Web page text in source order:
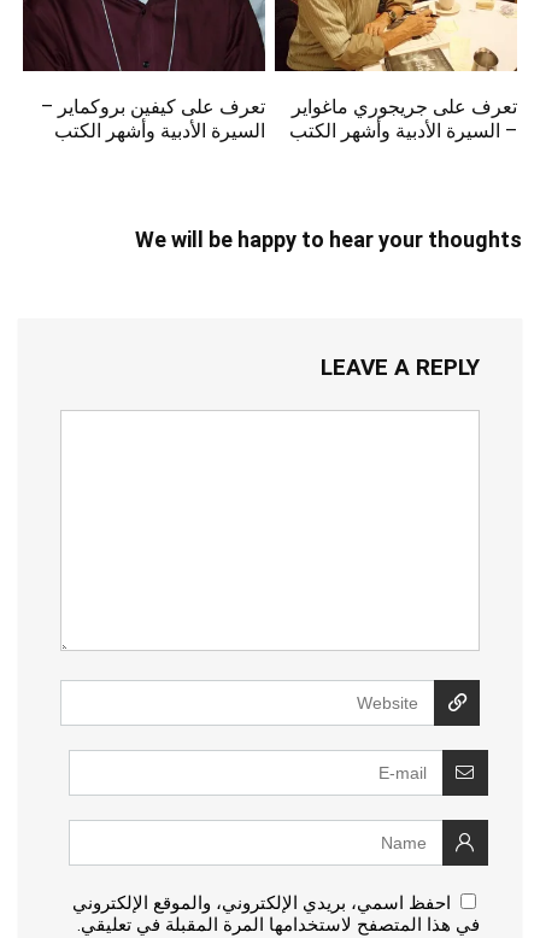
تعرف على جريجوري ماغواير
– السيرة الأدبية وأشهر الكتب
تعرف على كيفين بروكماير –
السيرة الأدبية وأشهر الكتب
We will be happy to hear your thoughts
LEAVE A REPLY
احفظ اسمي، بريدي الإلكتروني، والموقع الإلكتروني
في هذا المتصفح لاستخدامها المرة المقبلة في تعليقي.